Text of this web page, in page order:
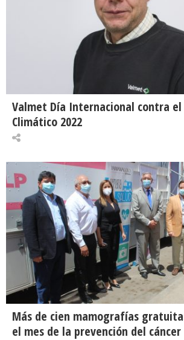
Valmet Día Internacional contra el
Climático 2022
Más de cien mamografías
el mes de la prevención del